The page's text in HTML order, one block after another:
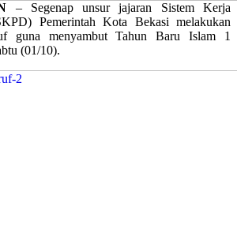
– Segenap unsur jajaran Sistem Kerja
Pemerintah Kota Bekasi melakukan
guna menyambut Tahun Baru Islam 1
(01/10).